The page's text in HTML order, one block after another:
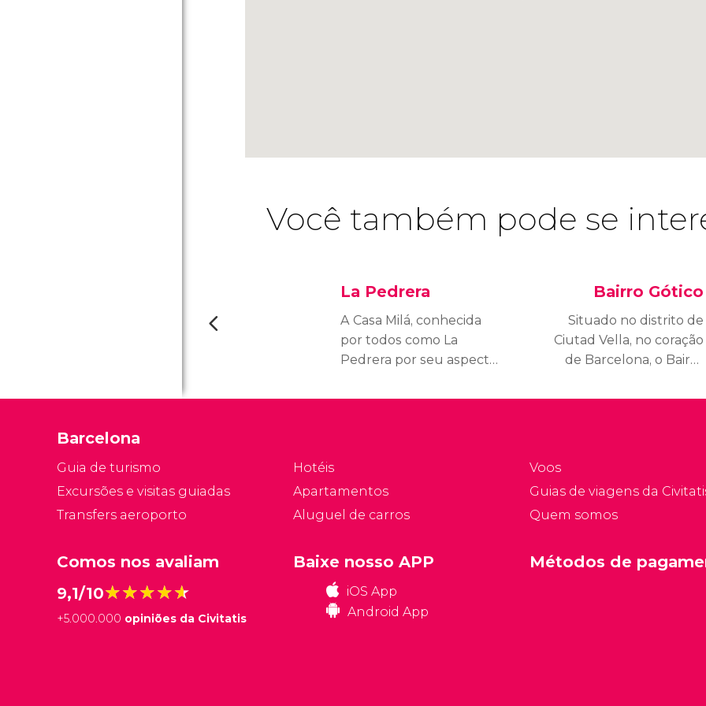
Você também pode se
La Pedrera
A Casa Milá, conhecida
por todos como La
Pedrera por seu aspecto
surpreendente edifício
Bairro Gótico
Situado no distrito de
Ciutad Vella, no coração
de Barcelona, o Bairro
antiga e uma das mais
Passeio de Colón e Praça
da Catalunha.
Barcelona
Guia de turismo
Excursões e visitas guiadas
Transfers aeroporto
Hotéis
Apartamentos
Aluguel de carros
Voos
Guias de viagens da
Quem somos
Comos nos avaliam
9,1/10★★★★★
★★★★★
+5.000.000 opiniões da Civitatis
Baixe nosso APP
iOS App
Android App
Métodos de